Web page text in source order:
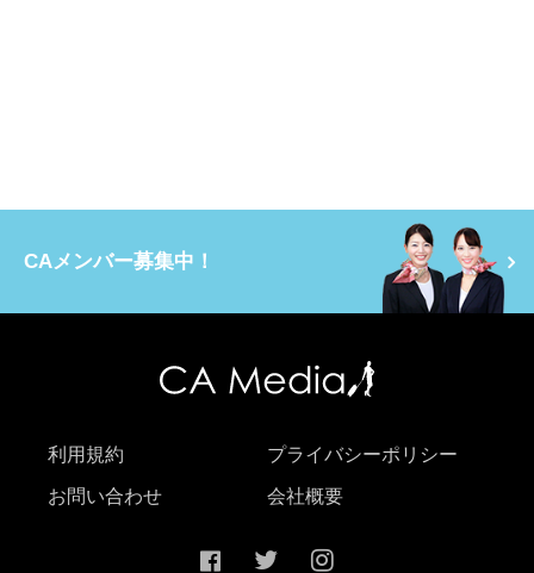
CAメンバー募集中！
利用規約 プライバシーポリシー
お問い合わせ 会社概要